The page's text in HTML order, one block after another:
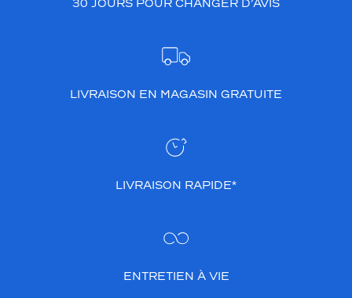
30 JOURS POUR CHANGER D’AVIS
LIVRAISON EN MAGASIN GRATUITE
LIVRAISON RAPIDE*
ENTRETIEN À VIE